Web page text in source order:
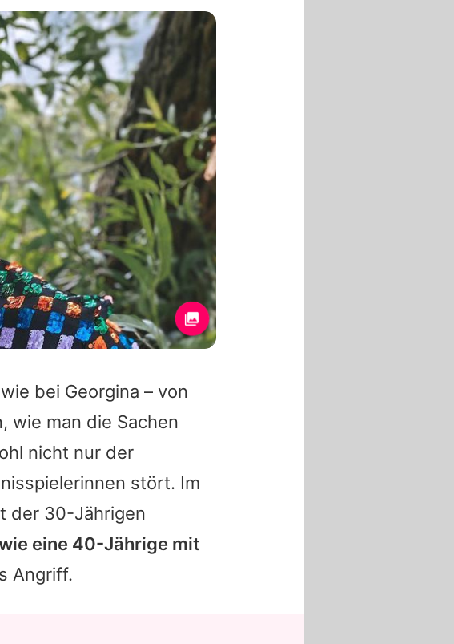
bei Georgina – von
wie man die Sachen
nicht nur der
stört. Im
der 30-Jährigen
eine 40-Jährige mit
Angriff.